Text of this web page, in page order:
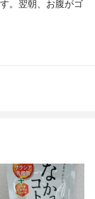
。翌朝、お腹がゴ